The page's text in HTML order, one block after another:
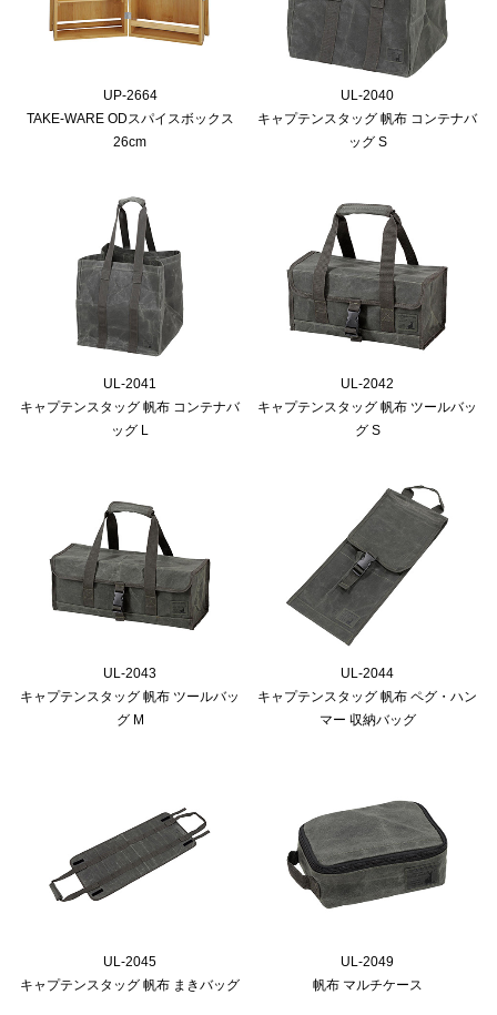
UP-2664
TAKE-WARE ODスパイスボックス
26cm
UL-2040
キャプテンスタッグ 帆布 コンテナバ
ッグ S
UL-2041
キャプテンスタッグ 帆布 コンテナバ
ッグ L
UL-2042
キャプテンスタッグ 帆布 ツールバッ
グ S
UL-2043
キャプテンスタッグ 帆布 ツールバッ
グ M
UL-2044
キャプテンスタッグ 帆布 ペグ・ハン
マー 収納バッグ
UL-2045
キャプテンスタッグ 帆布 まきバッグ
UL-2049
帆布 マルチケース